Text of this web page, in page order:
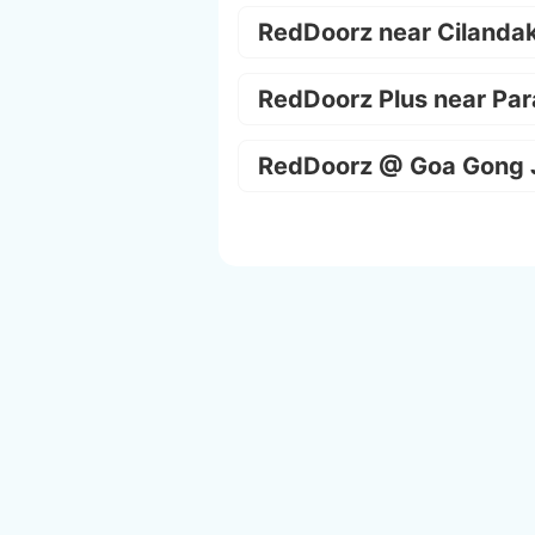
RedDoorz near
RedDoorz Plus near
RedDoorz @ Goa